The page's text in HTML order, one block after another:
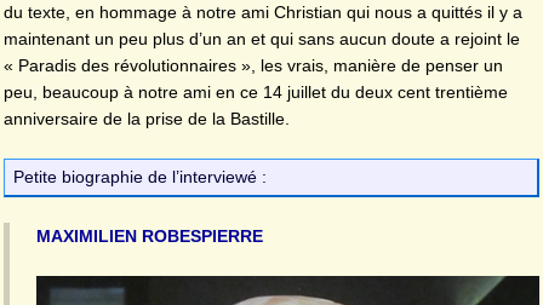
du texte, en hommage à notre ami Christian qui nous a quittés il y a
maintenant un peu plus d’un an et qui sans aucun doute a rejoint le
« Paradis des révolutionnaires », les vrais, manière de penser un
peu, beaucoup à notre ami en ce 14 juillet du deux cent trentième
anniversaire de la prise de la Bastille.
Petite biographie de l’interviewé :
MAXIMILIEN ROBESPIERRE